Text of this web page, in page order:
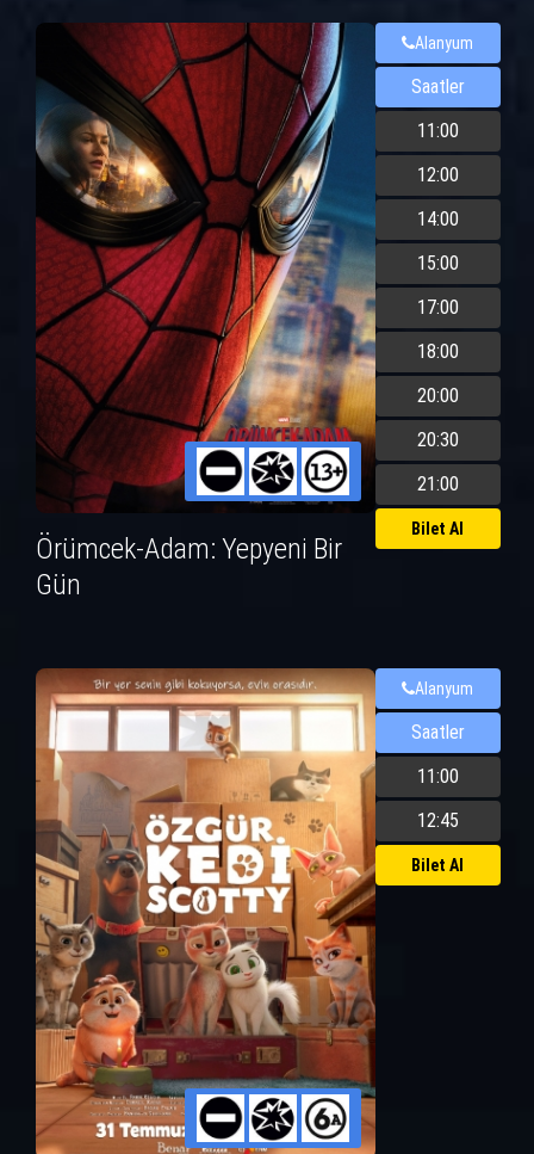
Örümcek-Adam: Yepyeni Bir
Gün
Alanyum
Saatler
11:00
12:00
14:00
15:00
17:00
18:00
20:00
20:30
21:00
Bilet Al
Alanyum
Saatler
11:00
12:45
Bilet Al